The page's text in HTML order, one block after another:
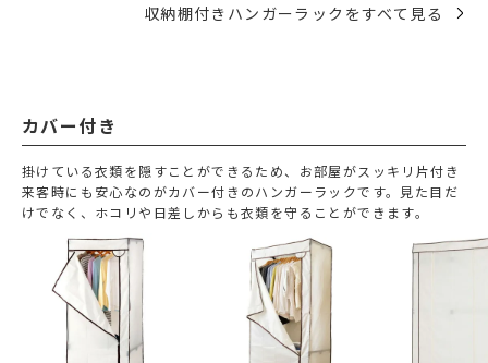
収納棚付きハンガーラックをすべて見る
カバー付き
掛けている衣類を隠すことができるため、お部屋がスッキリ片付き
来客時にも安心なのがカバー付きのハンガーラックです。見た目だ
けでなく、ホコリや日差しからも衣類を守ることができます。